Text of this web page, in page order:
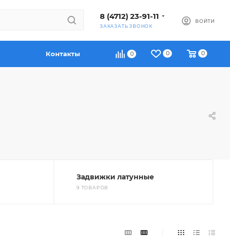
8 (4712) 23-91-11
ЗАКАЗАТЬ ЗВОНОК
ВОЙТИ
0 0 0
Контакты
Задвижки латунные
9 ТОВАРОВ